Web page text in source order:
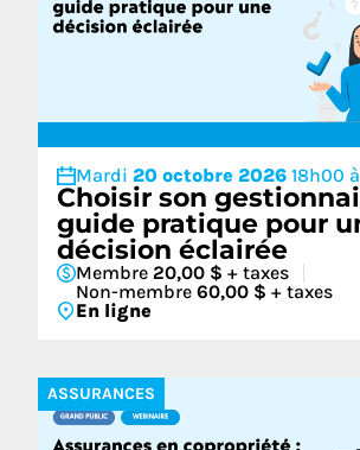
Mardi 20 octobre 2026 18h00
Choisir son
guide pratique pour
décision éclairée
Membre 20,00 $ + taxes
Non-membre 60,00 $ + taxes
En ligne
ASSURANCES